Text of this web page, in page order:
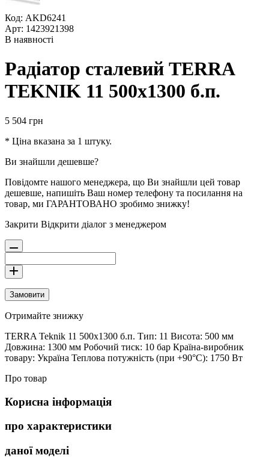
Код: AKD6241
Арт: 1423921398
В наявності
Радіатор сталевий TERRA
TEKNIK 11 500х1300 б.п.
5 504 грн
* Ціна вказана за 1 штуку.
Ви знайшли дешевше?
Повідомте нашого менеджера, що Ви знайшли цей товар
дешевше, напишіть Ваш номер телефону та посилання на
товар, ми ГАРАНТОВАНО зробимо знижку!
Закрити Відкрити діалог з менеджером
Замовити
Отримайте знижку
TERRA Teknik 11 500х1300 б.п. Тип: 11 Висота: 500 мм
Довжина: 1300 мм Робочий тиск: 10 бар Країна-виробник
товару: Україна Теплова потужність (при +90°С): 1750 Вт
Про товар
Корисна інформація
про характеристики
даної моделі